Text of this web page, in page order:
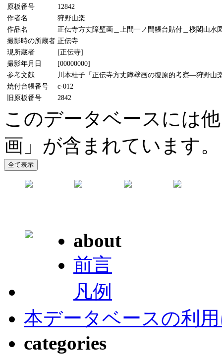
原板番号
12842
作者名
狩野山楽
作品名
正伝寺方丈障壁画＿上間一ノ間帳台貼付＿楼閣山水
撮影時の所蔵者 正伝寺
現所蔵者
[正伝寺]
撮影年月日
[00000000]
参考文献
川本桂子「正伝寺方丈障壁画の復原的考察―狩野山
焼付台帳番号
c-012
旧原板番号
2842
このデータベースには
画」が含まれています。
about
前言
凡例
本データベースの利
categories